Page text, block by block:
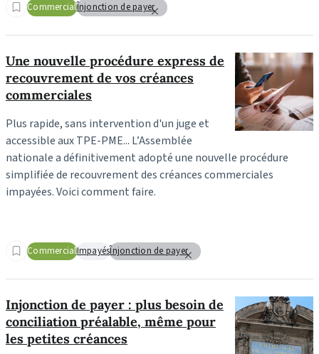
CommercialÎnjonction de payer
Une nouvelle procédure express de
recouvrement de vos créances
commerciales
Plus rapide, sans intervention d'un juge et
accessible aux TPE-PME... L’Assemblée
nationale a définitivement adopté une nouvelle procédure
simplifiée de recouvrement des créances commerciales
impayées. Voici comment faire.
CommercialImpayésÎnjonction de payer
Injonction de payer : plus besoin de
conciliation préalable, même pour
les petites créances